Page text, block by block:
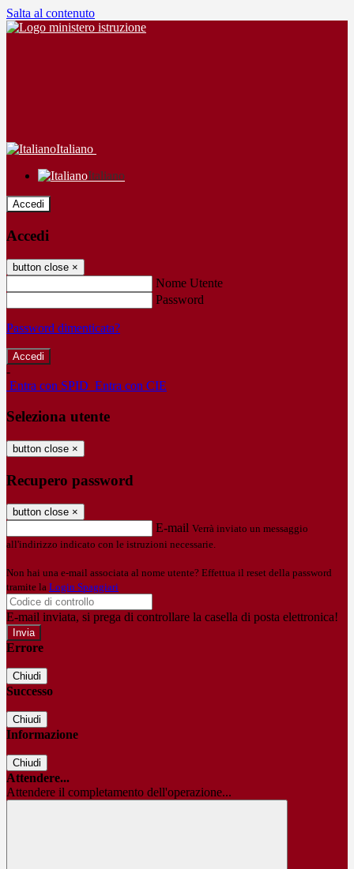
Salta al contenuto
Italiano
Italiano
Accedi
Accedi
button close ×
Nome Utente
Password
Password dimenticata?
-
Entra con SPID Entra con CIE
Seleziona utente
button close ×
Recupero password
button close ×
E-mail Verrà inviato un messaggio
all'indirizzo indicato con le istruzioni necessarie.
Non hai una e-mail associata al nome utente? Effettua il reset della password
tramite la Login Spaggiari
E-mail inviata, si prega di controllare la casella di posta elettronica!
Errore
Chiudi
Successo
Chiudi
Informazione
Chiudi
Attendere...
Attendere il completamento dell'operazione...